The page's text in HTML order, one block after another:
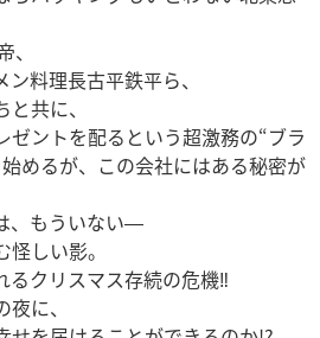
料理長古平鉄平ら、
共に、
ゼントを配るという超激務の“ブラ
めるが、この会社にはある秘密が
、もういない―
しい影。
るクリスマス存続の危機‼
に、